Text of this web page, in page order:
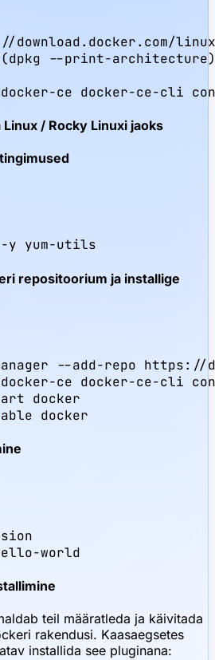
--print-
ce docker-ce-cli
Linux / Rocky Linuxi jaoks
y yum-utils
repositoorium ja installige
--add-repo https://
ce docker-ce-cli
docker
docker
world
teil määratleda ja käivitada
rakendusi. Kaasaegsetes
installida see pluginana: